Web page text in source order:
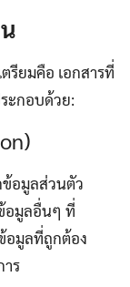
รียมคือ เอกสารที่
ะกอบด้วย:
อมูลส่วนตัว
อมูลอื่นๆ ที่
อมูลที่ถูกต้อง
ร